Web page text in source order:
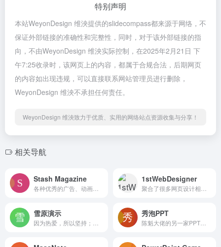
特别声明
本站WeyonDesign 维泱提供的slidecompass都来源于网络，不
保证外部链接的准确性和完整性，同时，对于该外部链接的指
向，不由WeyonDesign 维泱实际控制，在2025年2月21日 下
午7:25收录时，该网页上的内容，都属于合规合法，后期网页
的内容如出现违规，可以直接联系网站管理员进行删除，
WeyonDesign 维泱不承担任何责任。
WeyonDesign 维泱致力于优质、实用的网络站点资源收集与分享！
相关导航
Stash Magazine 1stWebDesigner
雪原演示 秀泡PPT